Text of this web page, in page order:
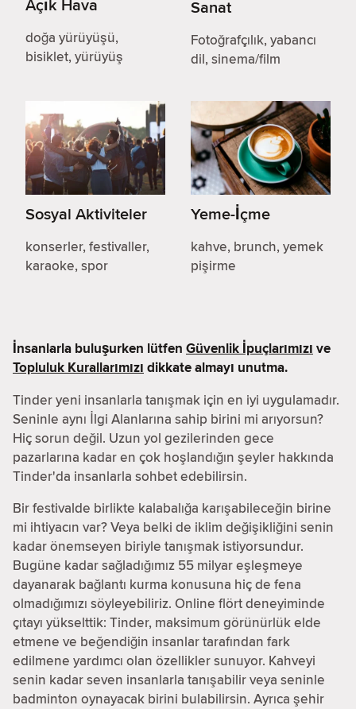
Açık Hava
doğa yürüyüşü,
bisiklet, yürüyüş
Sanat
Fotoğrafçılık, yabancı
dil, sinema/film
Sosyal Aktiviteler
konserler, festivaller,
karaoke, spor
Yeme-İçme
kahve, brunch, yemek
pişirme
İnsanlarla buluşurken lütfen Güvenlik İpuçlarımızı ve
Topluluk Kurallarımızı dikkate almayı unutma.
Tinder yeni insanlarla tanışmak için en iyi uygulamadır.
Seninle aynı İlgi Alanlarına sahip birini mi arıyorsun?
Hiç sorun değil. Uzun yol gezilerinden gece
pazarlarına kadar en çok hoşlandığın şeyler hakkında
Tinder'da insanlarla sohbet edebilirsin.
Bir festivalde birlikte kalabalığa karışabileceğin birine
mi ihtiyacın var? Veya belki de iklim değişikliğini senin
kadar önemseyen biriyle tanışmak istiyorsundur.
Bugüne kadar sağladığımız 55 milyar eşleşmeye
dayanarak bağlantı kurma konusuna hiç de fena
olmadığımızı söyleyebiliriz. Online flört deneyiminde
çıtayı yükselttik: Tinder, maksimum görünürlük elde
etmene ve beğendiğin insanlar tarafından fark
edilmene yardımcı olan özellikler sunuyor. Kahveyi
senin kadar seven insanlarla tanışabilir veya seninle
badminton oynayacak birini bulabilirsin. Ayrıca şehir